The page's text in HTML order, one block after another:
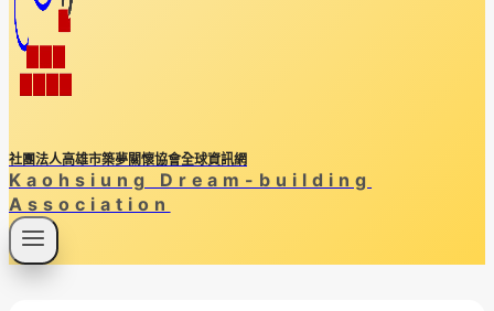
社團法人高雄市築夢關懷協會全球資訊網
Kaohsiung Dream-building
Association